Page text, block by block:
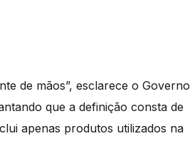
de mãos”, esclarece o Governo
que a definição consta de
apenas produtos utilizados na